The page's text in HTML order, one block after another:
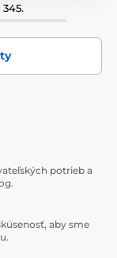
potrieb a
aby sme